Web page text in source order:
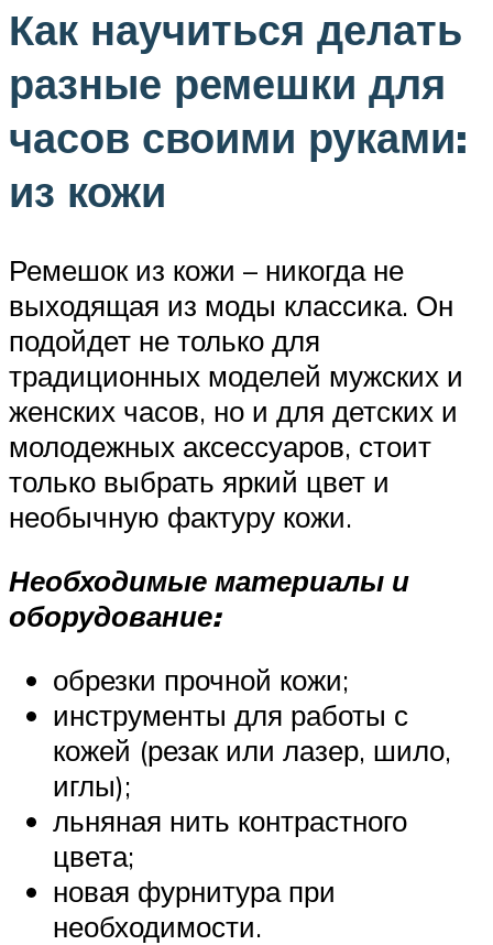
Как научиться делать
разные ремешки для
часов своими руками:
из кожи
Ремешок из кожи – никогда не
выходящая из моды классика. Он
подойдет не только для
традиционных моделей мужских и
женских часов, но и для детских и
молодежных аксессуаров, стоит
только выбрать яркий цвет и
необычную фактуру кожи.
Необходимые материалы и
оборудование:
обрезки прочной кожи;
инструменты для работы с
кожей (резак или лазер, шило,
иглы);
льняная нить контрастного
цвета;
новая фурнитура при
необходимости.